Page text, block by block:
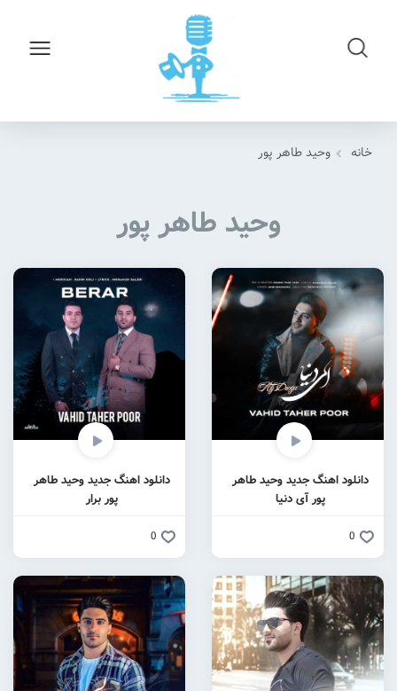
خانه وحید طاهر پور
وحید طاهر پور
دانلود اهنگ جدید وحید طاهر
پور آی دنیا
0
دانلود اهنگ جدید وحید طاهر
پور برار
0